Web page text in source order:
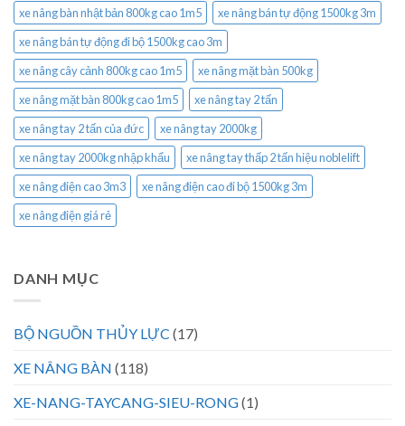
xe nâng bàn nhật bản 800kg cao 1m5
xe nâng bán tự động 1500kg 3m
xe nâng bán tự động đi bộ 1500kg cao 3m
xe nâng cây cảnh 800kg cao 1m5
xe nâng mặt bàn 500kg
xe nâng mặt bàn 800kg cao 1m5
xe nâng tay 2 tấn
xe nâng tay 2 tấn của đức
xe nâng tay 2000kg
xe nâng tay 2000kg nhập khẩu
xe nâng tay thấp 2 tấn hiệu noblelift
xe nâng điện cao 3m3
xe nâng điện cao đi bộ 1500kg 3m
xe nâng điện giá rẻ
DANH MỤC
BỘ NGUỒN THỦY LỰC (17)
XE NÂNG BÀN (118)
XE-NANG-TAYCANG-SIEU-RONG(1)